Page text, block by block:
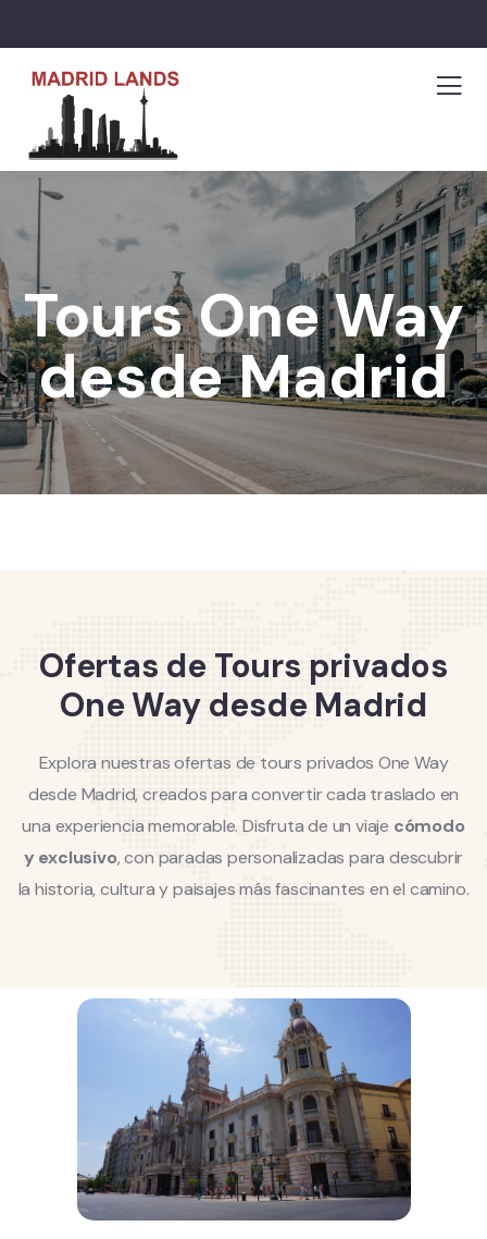
Tours One Way
desde Madrid
Ofertas de Tours privados
One Way desde Madrid
Explora nuestras ofertas de tours privados One Way
desde Madrid, creados para convertir cada traslado en
una experiencia memorable. Disfruta de un viaje cómodo
y exclusivo, con paradas personalizadas para descubrir
la historia, cultura y paisajes más fascinantes en el camino.